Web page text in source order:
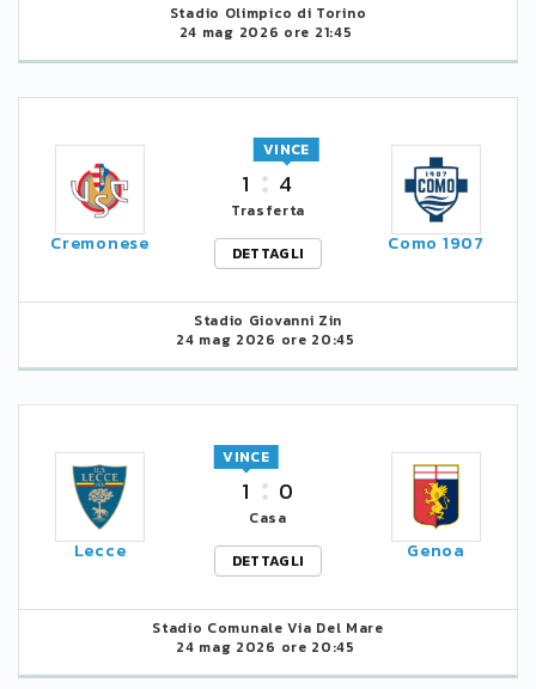
Stadio Olimpico di Torino
24 mag 2026 ore 21:45
Cremonese
1 4
VINCE
Trasferta
DETTAGLI
Como 1907
Stadio Giovanni Zin
24 mag 2026 ore 20:45
Lecce
1
VINCE
0
Casa
DETTAGLI
Genoa
Stadio Comunale Via Del Mare
24 mag 2026 ore 20:45